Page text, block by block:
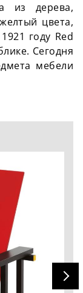
из дерева,
цвета,
году Red
Сегодня
мебели